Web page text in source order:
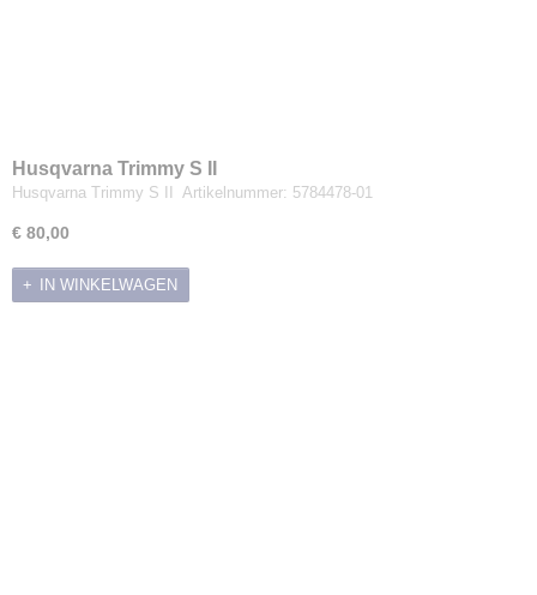
Husqvarna Trimmy S II
Husqvarna Trimmy S II Artikelnummer: 5784478-01
€ 80,00
IN WINKELWAGEN